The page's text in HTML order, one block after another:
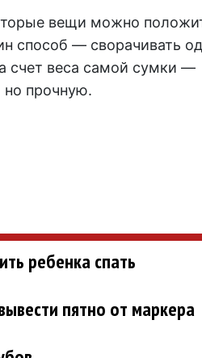
вещи можно
способ — сворачивать
счет веса самой сумки —
но прочную.
ребенка спать
пятно от маркера